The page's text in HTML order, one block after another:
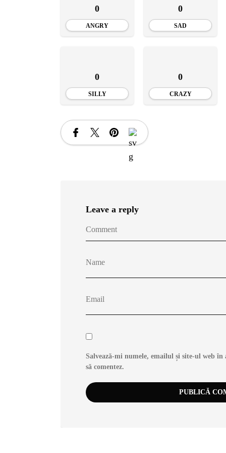
0
ANGRY
0
SAD
0
SILLY
0
CRAZY
Leave a reply
Salvează-mi numele, emailul și site-ul web
să comentez.